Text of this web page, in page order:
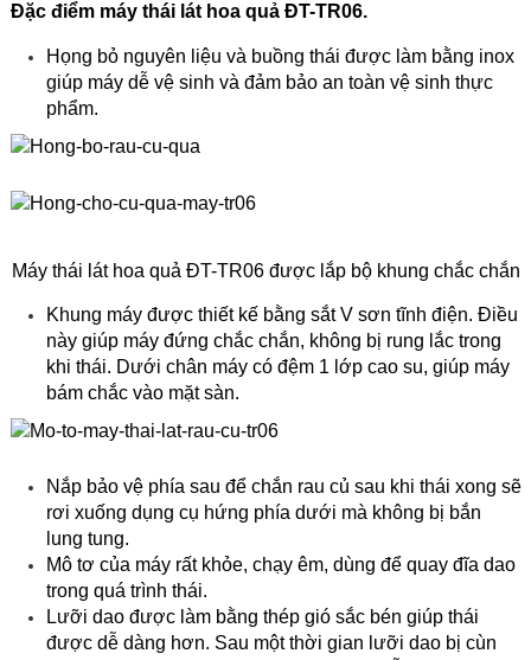
Đặc điểm máy thái lát hoa quả ĐT-TR06.
Họng bỏ nguyên liệu và buồng thái được làm bằng inox
giúp máy dễ vệ sinh và đảm bảo an toàn vệ sinh thực
phẩm.
Máy thái lát hoa quả ĐT-TR06 được lắp bộ khung chắc chắn
Khung máy được thiết kế bằng sắt V sơn tĩnh điện. Điều
này giúp máy đứng chắc chắn, không bị rung lắc trong
khi thái. Dưới chân máy có đệm 1 lớp cao su, giúp máy
bám chắc vào mặt sàn.
Nắp bảo vệ phía sau để chắn rau củ sau khi thái xong sẽ
rơi xuống dụng cụ hứng phía dưới mà không bị bắn
lung tung.
Mô tơ của máy rất khỏe, chạy êm, dùng để quay đĩa dao
trong quá trình thái.
Lưỡi dao được làm bằng thép gió sắc bén giúp thái
được dễ dàng hơn. Sau một thời gian lưỡi dao bị cùn